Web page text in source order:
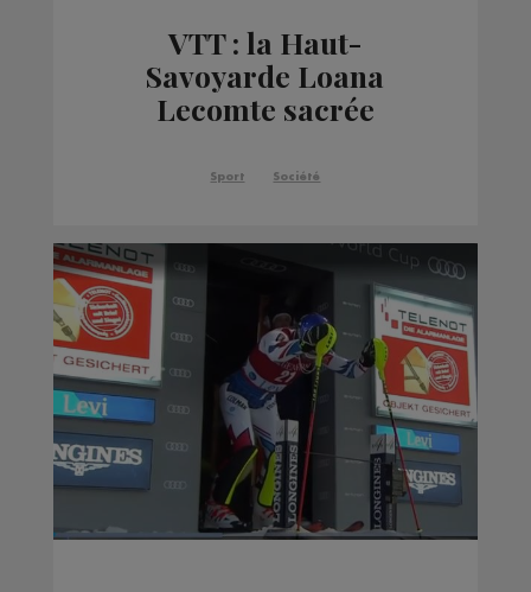
VTT : la Haut-
Savoyarde Loana
Lecomte sacrée
Sport Société